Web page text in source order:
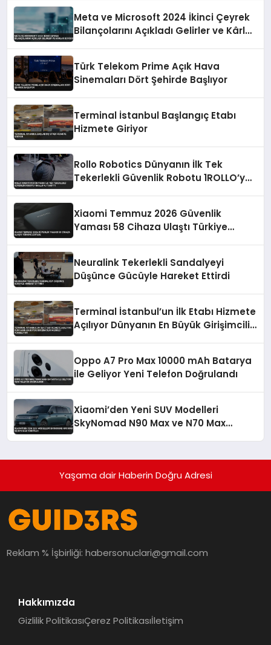
Meta ve Microsoft 2024 İkinci Çeyrek
Bilançolarını Açıkladı Gelirler ve Kârlar
Türk Telekom Prime Açık Hava
Sinemaları Dört Şehirde Başlıyor
Terminal İstanbul Başlangıç Etabı
Hizmete Giriyor
Rollo Robotics Dünyanın İlk Tek
Tekerlekli Güvenlik Robotu 1ROLLO’yu
Xiaomi Temmuz 2026 Güvenlik
Yaması 58 Cihaza Ulaştı Türkiye
Neuralink Tekerlekli Sandalyeyi
Düşünce Gücüyle Hareket Ettirdi
Terminal İstanbul’un İlk Etabı Hizmete
Açılıyor Dünyanın En Büyük Girişimcilik
Oppo A7 Pro Max 10000 mAh Batarya
ile Geliyor Yeni Telefon Doğrulandı
Xiaomi’den Yeni SUV Modelleri
SkyNomad N90 Max ve N70 Max
Yaşama dair Haberin Doğru Adresi
Reklam % İşbirliği:habersonuclari@gmail.com
Hakkımızda
Gizlilik PolitikasıÇerez Politikasıİletişim